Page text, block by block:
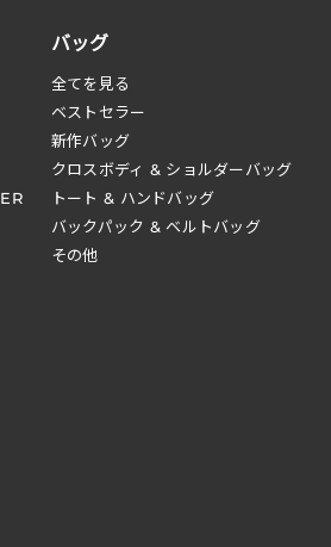
バッグ
全てを見る
ベストセラー
新作バッグ
クロスボディ & ショルダーバッグ
トート & ハンドバッグ
バックパック & ベルトバッグ
その他